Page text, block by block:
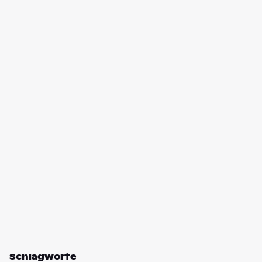
Schlagworte